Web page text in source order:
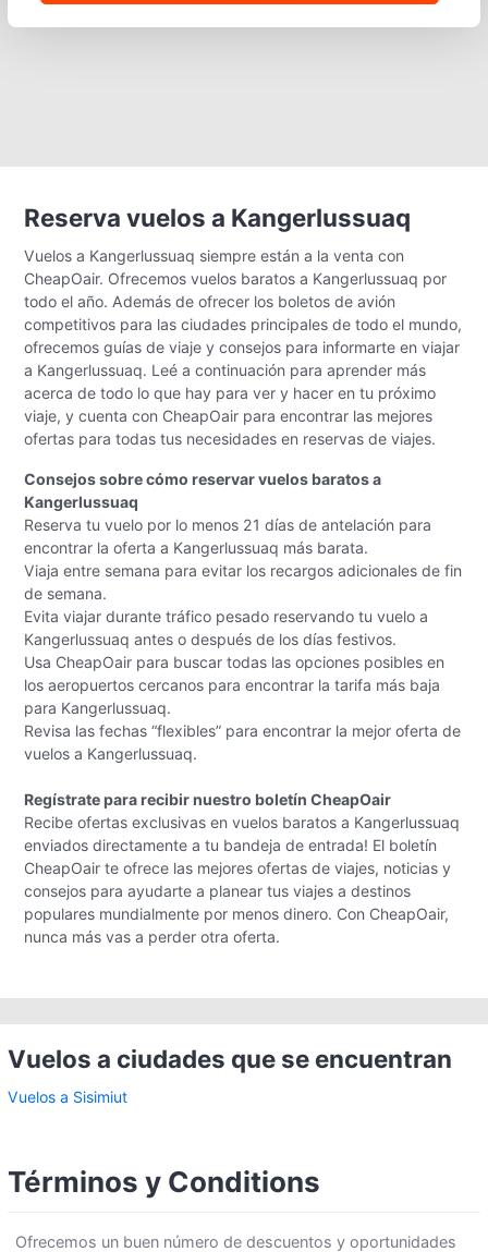
Reserva vuelos a Kangerlussuaq
Vuelos a Kangerlussuaq siempre están a la venta con
CheapOair. Ofrecemos vuelos baratos a Kangerlussuaq por
todo el año. Además de ofrecer los boletos de avión
competitivos para las ciudades principales de todo el mundo,
ofrecemos guías de viaje y consejos para informarte en viajar
a Kangerlussuaq. Leé a continuación para aprender más
acerca de todo lo que hay para ver y hacer en tu próximo
viaje, y cuenta con CheapOair para encontrar las mejores
ofertas para todas tus necesidades en reservas de viajes.
Consejos sobre cómo reservar vuelos baratos a
Kangerlussuaq
Reserva tu vuelo por lo menos 21 días de antelación para
encontrar la oferta a Kangerlussuaq más barata.
Viaja entre semana para evitar los recargos adicionales de fin
de semana.
Evita viajar durante tráfico pesado reservando tu vuelo a
Kangerlussuaq antes o después de los días festivos.
Usa CheapOair para buscar todas las opciones posibles en
los aeropuertos cercanos para encontrar la tarifa más baja
para Kangerlussuaq.
Revisa las fechas “flexibles” para encontrar la mejor oferta de
vuelos a Kangerlussuaq.
Regístrate para recibir nuestro boletín CheapOair
Recibe ofertas exclusivas en vuelos baratos a Kangerlussuaq
enviados directamente a tu bandeja de entrada! El boletín
CheapOair te ofrece las mejores ofertas de viajes, noticias y
consejos para ayudarte a planear tus viajes a destinos
populares mundialmente por menos dinero. Con CheapOair,
nunca más vas a perder otra oferta.
Vuelos a ciudades que se encuentran
Vuelos a Sisimiut
Términos y Conditions
Ofrecemos un buen número de descuentos y oportunidades